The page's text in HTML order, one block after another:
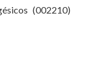
(002210)